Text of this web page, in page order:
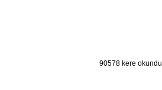
90578 kere okundu